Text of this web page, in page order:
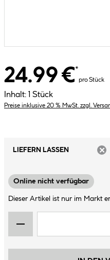
24.99 €*
pro Stück
Inhalt: 1 Stück
Preise inklusive 20 % MwSt. zzgl.
LIEFERN LASSEN
Online nicht verfügbar
Dieser Artikel ist nur im Markt